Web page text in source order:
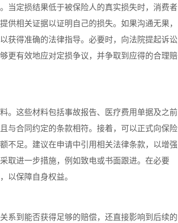
当定损结果低于被保险人的真实损失时，消费者
相关证据以证明自己的损失。如果沟通无果，
获得准确的法律指导。必要时，向法院提起诉讼
更有效地应对定损争议，并争取到应得的合理赔
。这些材料包括事故报告、医疗费用单据及之前
与合同约定的条款相符。接着，可以正式向保险
不足。建议在申请中引用相关法律条款，以增强
取进一步措施，例如致电或书面跟进。在必要
以保障自身权益。
系到能否获得足够的赔偿，还直接影响到后续的